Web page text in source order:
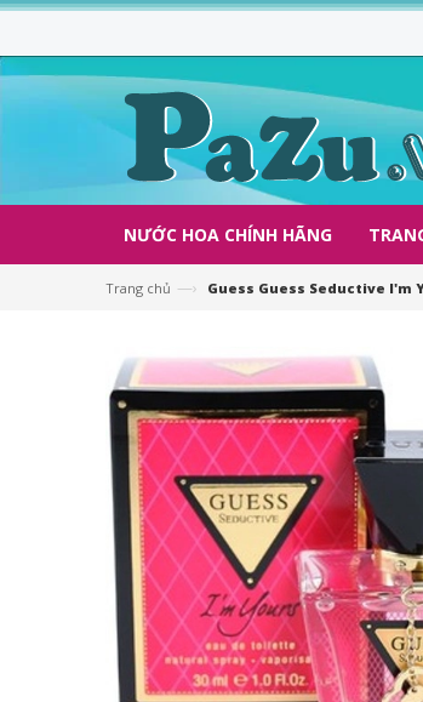
NƯỚC HOA CHÍNH HÃNG
Trang chủ —› Guess Guess Seductive I'm